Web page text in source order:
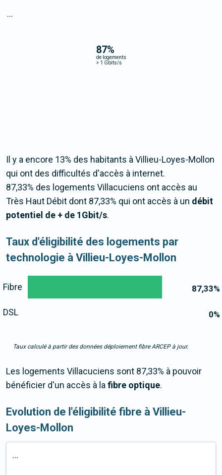
87%
de logements
> 1 Gbits/s
...
Il y a encore 13% des habitants à Villieu-Loyes-Mollon
qui ont des difficultés d'accès à internet.
87,33% des logements Villacuciens ont accès au
Très Haut Débit dont 87,33% qui ont accès à un débit
potentiel de + de 1Gbit/s.
Taux d'éligibilité des logements par
technologie à Villieu-Loyes-Mollon
87,33%
0%
Fibre
DSL
Taux calculé à partir des données déploiement fibre ARCEP à jour.
Les logements Villacuciens sont 87,33% à pouvoir
bénéficier d'un accès à lafibre optique.
Evolution de l'éligibilité fibre à Villieu-
Loyes-Mollon
...